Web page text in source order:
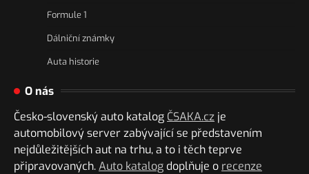
Formule 1
Dálniční známky
Auta historie
O nás
Česko-slovenský auto katalog ČSAKA.cz je
automobilový server zabývající se představením
nejdůležitějších aut na trhu, a to i těch teprve
připravovaných.Auto katalog doplňuje o recenze